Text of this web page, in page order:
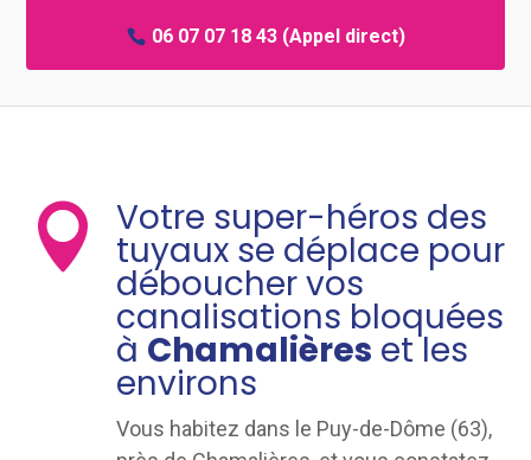
06 07 07 18 43(Appel direct)
 Votre super-héros des
tuyaux se déplace pour
déboucher vos
canalisations bloquées
à Chamalières et les
environs
Vous habitez dans le Puy-de-Dôme (63),